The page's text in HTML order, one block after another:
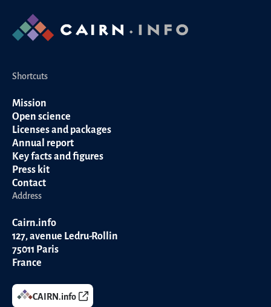
Shortcuts
Mission
Open science
Licenses and packages
Annual report
Key facts and figures
Press kit
Contact
Address
Cairn.info
127, avenue Ledru-Rollin
75011 Paris
France
CAIRN.info